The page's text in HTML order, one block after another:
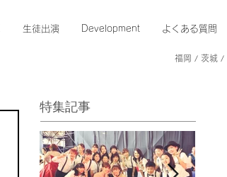
生徒出演 Development よくある質問
福岡 / 茨城 /
特集記事